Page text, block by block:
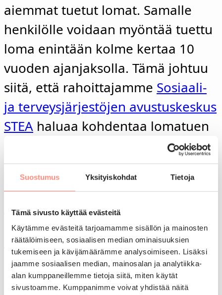
Suostumus Yksityiskohdat Tietoja
Tämä sivusto käyttää evästeitä
Käytämme evästeitä tarjoamamme sisällön ja mainosten
räätälöimiseen, sosiaalisen median ominaisuuksien
tukemiseen ja kävijämäärämme analysoimiseen. Lisäksi
jaamme sosiaalisen median, mainosalan ja analytiikka-
alan kumppaneillemme tietoja siitä, miten käytät
sivustoamme. Kumppanimme voivat yhdistää näitä
aiemmat tuetut lomat. Samalle
henkilölle voidaan myöntää tuettu
loma enintään kolme kertaa 10
vuoden ajanjaksolla. Tämä johtuu
siitä, että rahoittajamme Sosiaali-
ja terveysjärjestöjen avustuskeskus
STEA haluaa kohdentaa lomatuen
Päivitys 22.5.2024: Karenssi ei koske alaikäisiä
lapsia, eikä aikuisen alaikäisenä viettämiä tuettuja
voi lomailla kuin enimmillään kerran yhden
kalenterivuoden aikana.
Yli 16-vuotiaan lomalaisen maksama
omavastuumaksu on 100-120 euroa (2024) ja 125
euroa (2025). Lapsilta ei peritä omavastuumaksua.
Näkövammaisten lomissa on alennettu